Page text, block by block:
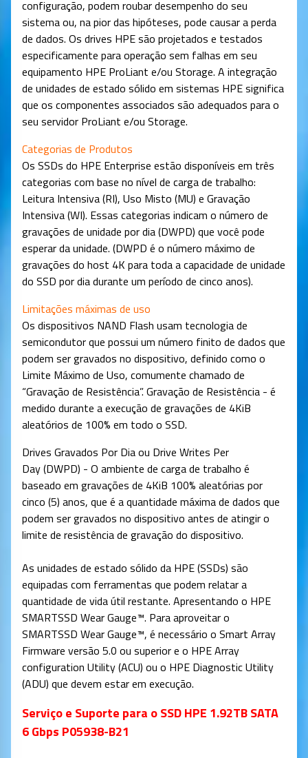
configuração, podem roubar desempenho do seu
sistema ou, na pior das hipóteses, pode causar a perda
de dados. Os drives HPE são projetados e testados
especificamente para operação sem falhas em seu
equipamento HPE ProLiant e/ou Storage. A integração
de unidades de estado sólido em sistemas HPE significa
que os componentes associados são adequados para o
seu servidor ProLiant e/ou Storage.
Categorias de Produtos
Os SSDs do HPE Enterprise estão disponíveis em três
categorias com base no nível de carga de trabalho:
Leitura Intensiva (RI), Uso Misto (MU) e Gravação
Intensiva (WI). Essas categorias indicam o número de
gravações de unidade por dia (DWPD) que você pode
esperar da unidade. (DWPD é o número máximo de
gravações do host 4K para toda a capacidade de unidade
do SSD por dia durante um período de cinco anos).
Limitações máximas de uso
Os dispositivos NAND Flash usam tecnologia de
semicondutor que possui um número finito de dados que
podem ser gravados no dispositivo, definido como o
Limite Máximo de Uso, comumente chamado de
“Gravação de Resistência”. Gravação de Resistência - é
medido durante a execução de gravações de 4KiB
aleatórios de 100% em todo o SSD.
Drives Gravados Por Dia ou Drive Writes Per
Day (DWPD) - O ambiente de carga de trabalho é
baseado em gravações de 4KiB 100% aleatórias por
cinco (5) anos, que é a quantidade máxima de dados que
podem ser gravados no dispositivo antes de atingir o
limite de resistência de gravação do dispositivo.
As unidades de estado sólido da HPE (SSDs) são
equipadas com ferramentas que podem relatar a
quantidade de vida útil restante. Apresentando o HPE
SMARTSSD Wear Gauge™. Para aproveitar o
SMARTSSD Wear Gauge™, é necessário o Smart Array
Firmware versão 5.0 ou superior e o HPE Array
configuration Utility (ACU) ou o HPE Diagnostic Utility
(ADU) que devem estar em execução.
Serviço e Suporte para o SSD HPE 1.92TB SATA
6 Gbps P05938-B21